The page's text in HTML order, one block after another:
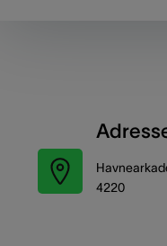
4220